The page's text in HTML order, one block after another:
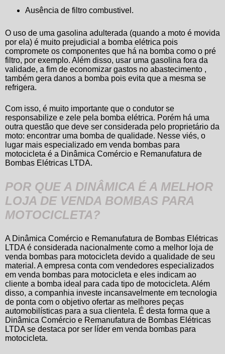
Ausência de filtro combustivel.
O uso de uma gasolina adulterada (quando a moto é movida
por ela) é muito prejudicial a bomba elétrica pois
compromete os componentes que há na bomba como o pré
filtro, por exemplo. Além disso, usar uma gasolina fora da
validade, a fim de economizar gastos no abastecimento ,
também gera danos a bomba pois evita que a mesma se
refrigera.
Com isso, é muito importante que o condutor se
responsabilize e zele pela bomba elétrica. Porém há uma
outra questão que deve ser considerada pelo proprietário da
moto: encontrar uma bomba de qualidade. Nesse viés, o
lugar mais especializado em venda bombas para
motocicleta é a Dinâmica Comércio e Remanufatura de
Bombas Elétricas LTDA.
POR QUE A DINÂMICA É A MELHOR
LOJA DE VENDA BOMBAS PARA
MOTOCICLETA?
A Dinâmica Comércio e Remanufatura de Bombas Elétricas
LTDA é considerada nacionalmente como a melhor loja de
venda bombas para motocicleta devido a qualidade de seu
material. A empresa conta com vendedores especializados
em venda bombas para motocicleta e eles indicam ao
cliente a bomba ideal para cada tipo de motocicleta. Além
disso, a companhia investe incansavelmente em tecnologia
de ponta com o objetivo ofertar as melhores peças
automobilísticas para a sua clientela. É desta forma que a
Dinâmica Comércio e Remanufatura de Bombas Elétricas
LTDA se destaca por ser líder em venda bombas para
motocicleta.